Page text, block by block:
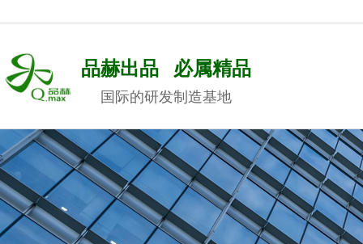
品赫出品 必属精品
国际的研发制造基地